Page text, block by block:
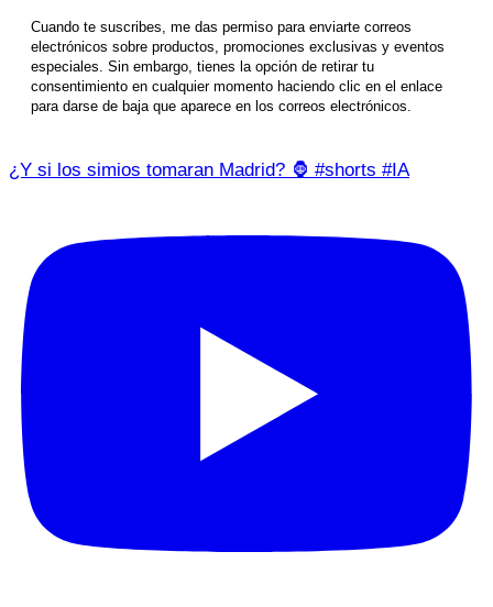
Cuando te suscribes, me das permiso para enviarte correos
electrónicos sobre productos, promociones exclusivas y eventos
especiales. Sin embargo, tienes la opción de retirar tu
consentimiento en cualquier momento haciendo clic en el enlace
para darse de baja que aparece en los correos electrónicos.
¿Y si los simios tomaran Madrid? 🦍 #shorts #IA